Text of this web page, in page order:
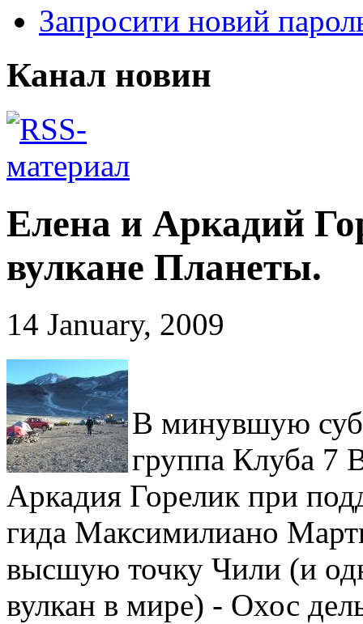
Запросити новий
Канал новин
Елена и Аркадий
вулкане Планеты.
14 January, 2009
В минувшую
группа Клуба 7
Аркадия Горелик при
гида Максимилиано
высшую точку Чили (и
вулкан в мире) - Охос